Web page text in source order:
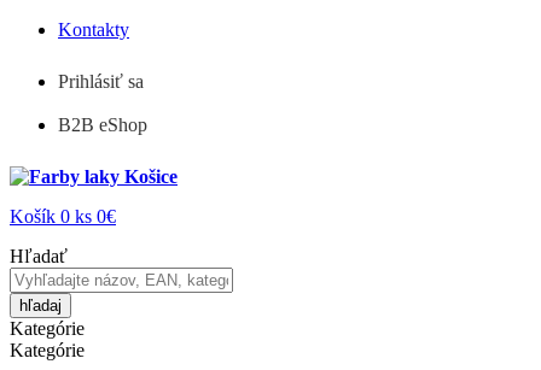
Kontakty
Prihlásiť sa
B2B eShop
Košík 0 ks 0€
Hľadať
hľadaj
Kategórie
Kategórie